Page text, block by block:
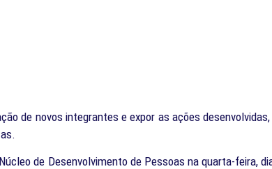
de novos integrantes e expor as ações
de Desenvolvimento de Pessoas na quarta-feira,